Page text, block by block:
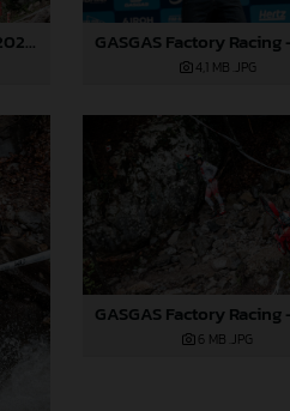
GASGAS Factory Racing - 2024 FIM TrialGP World Championship - Round 3, Italy
4,1 MB .JPG
6 MB .JPG